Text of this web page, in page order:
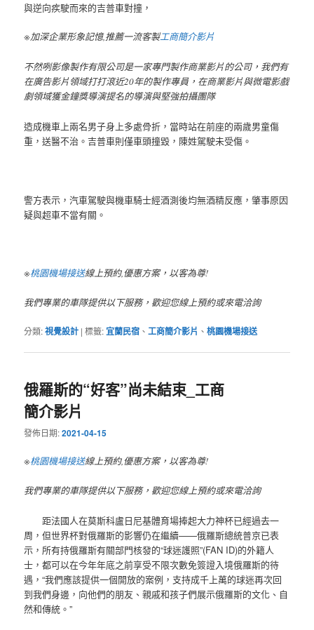
與逆向疾駛而來的吉普車對撞，
※加深企業形象記憶,推薦一流客製工商簡介影片
不然咧影像製作有限公司是一家專門製作商業影片的公司，我們有
在廣告影片領域打打滾近20年的製作專員，在商業影片與微電影戲
劇領域獲金鐘獎導演提名的導演與堅強拍攝團隊
造成機車上兩名男子身上多處骨折，當時站在前座的兩歲男童傷
重，送醫不治。吉普車則僅車頭撞毀，陳姓駕駛未受傷。
警方表示，汽車駕駛與機車騎士經酒測後均無酒精反應，肇事原因
疑與超車不當有關。
※桃園機場接送線上預約,優惠方案，以客為尊!
我們專業的車隊提供以下服務，歡迎您線上預約或來電洽詢
分類:視覺設計 |標籤:宜蘭民宿 、工商簡介影片 、桃園機場接送
俄羅斯的“好客”尚未結束_工商
簡介影片
發佈日期:2021-04-15
※桃園機場接送線上預約,優惠方案，以客為尊!
我們專業的車隊提供以下服務，歡迎您線上預約或來電洽詢
距法國人在莫斯科盧日尼基體育場捧起大力神杯已經過去一
周，但世界杯對俄羅斯的影響仍在繼續——俄羅斯總統普京已表
示，所有持俄羅斯有關部門核發的“球迷護照”(FAN ID)的外籍人
士，都可以在今年年底之前享受不限次數免簽證入境俄羅斯的待
遇，“我們應該提供一個開放的案例，支持成千上萬的球迷再次回
到我們身邊，向他們的朋友、親戚和孩子們展示俄羅斯的文化、自
然和傳統。”